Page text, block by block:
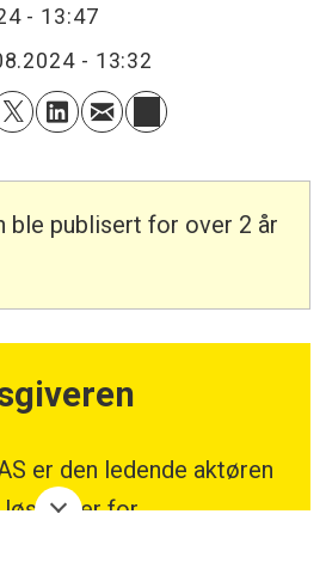
- 13:47
- 13:32
ble publisert for over 2 år
er den ledende aktøren
løsninger for